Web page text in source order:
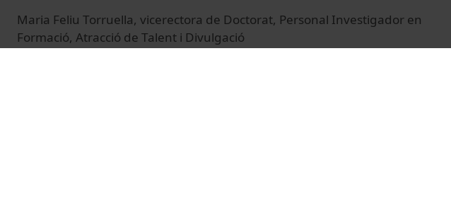
Maria Feliu Torruella, vicerectora de Doctorat, Personal Investigador en
Formació, Atracció de Talent i Divulgació